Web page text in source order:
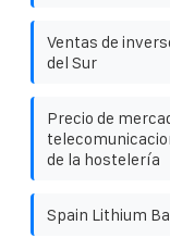
Ventas de
del Sur
Precio de
de la hostelería
Spain Lithium